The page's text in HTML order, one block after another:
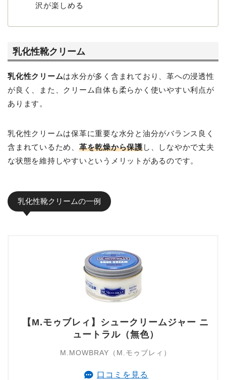
沢が楽しめる
乳化性靴クリーム
乳化性クリームは水分が多く含まれており、革への浸透性
が良く、また、クリーム自体も柔らかく使いやすい利点が
あります。
乳化性クリームは保革に重要な水分と油分がバランス良く
含まれているため、 革を乾燥から保護し、しなやかで丈夫
な状態を維持しやすいというメリットがあるのです。
乳化性靴クリームの一例
【M.モゥブレィ】シュークリームジャー ニ
ュートラル（無色）
M.MOWBRAY（M.モゥブレィ）
口コミを見る